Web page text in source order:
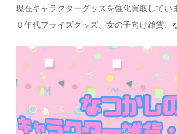
現在キャラクターグッズを強化買取してい
０年代プライズグッズ、女の子向け雑貨、